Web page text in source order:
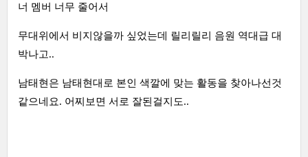
너 멤버 너무 줄어서
무대위에서 비지않을까 싶었는데 릴리릴리 음원 역대급 대
박나고..
남태현은 남태현대로 본인 색깔에 맞는 활동을 찾아나선것
같으네요. 어찌보면 서로 잘된걸지도..